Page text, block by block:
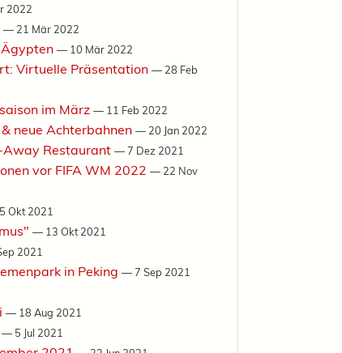
2022
— 21 Mär 2022
Ägypten — 10 Mär 2022
Virtuelle Präsentation — 28 Feb
im März — 11 Feb 2022
neue Achterbahnen — 20 Jan 2022
Away Restaurant —7 Dez 2021
vor FIFA WM 2022 — 22 Nov
Okt 2021
— 13 Okt 2021
2021
in Peking —7 Sep 2021
— 18 Aug 2021
— 5 Jul 2021